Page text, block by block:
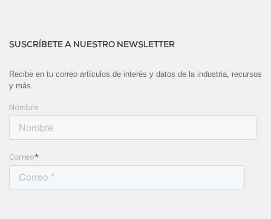
SUSCRÍBETE A NUESTRO NEWSLETTER
Recibe en tu correo artículos de interés y datos de la industria, recursos
y más.
Nombre
Correo*